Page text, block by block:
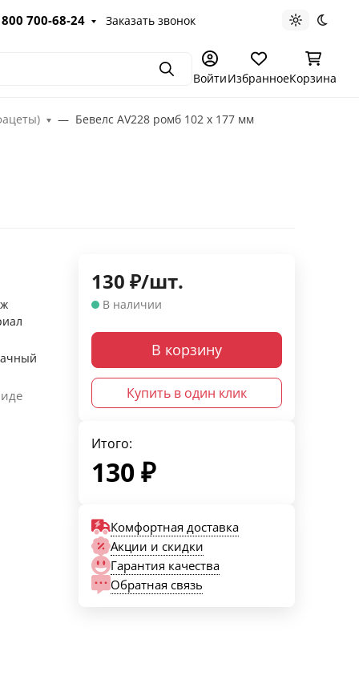
700-68-24 Заказать звонок Светлая
ПоискВойтиИзбранноеКорзина
Бевелс AV228 ромб 102 х 177 мм
130 ₽/шт.
В наличии
В корзину
Купить в один клик
Итого:
130₽
Комфортная доставка
Акции и скидки
Гарантия качества
Обратная связь